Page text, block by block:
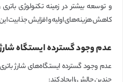
و توسعه بیشتر در زمینه تکنولوژی
کاهش هزینه‌های اولیه و افزایش جذابیت
عدم وجود گسترده ایستگاه
عدم وجود گسترده ایستگاه‌های شارژ